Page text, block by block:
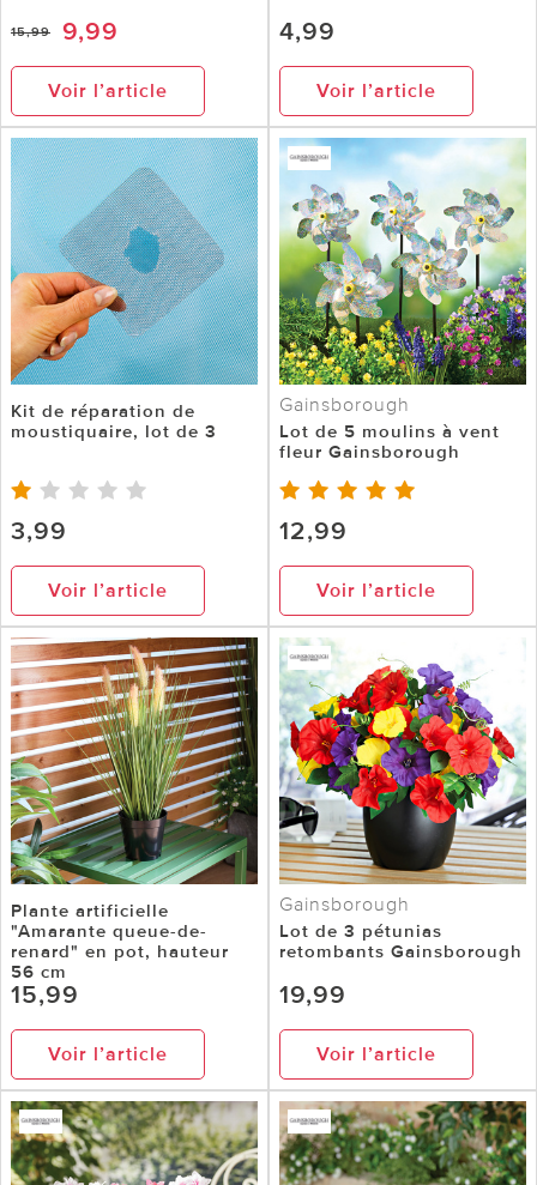
15,99 9,99
Voir l’article
4,99
Voir l’article
Kit de réparation de
moustiquaire, lot de 3
3,99
Voir l’article
Gainsborough
Lot de 5 moulins à vent
fleur Gainsborough
12,99
Voir l’article
Plante artificielle
"Amarante queue-de-
renard" en pot, hauteur
56 cm
15,99
Voir l’article
Gainsborough
Lot de 3 pétunias
retombants Gainsborough
19,99
Voir l’article